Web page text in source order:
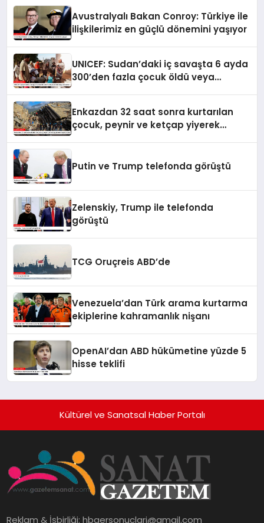
Avustralyalı Bakan Conroy: Türkiye ile
ilişkilerimiz en güçlü dönemini yaşıyor
UNICEF: Sudan’daki iç savaşta 6 ayda
300’den fazla çocuk öldü veya
Enkazdan 32 saat sonra kurtarılan
çocuk, peynir ve ketçap yiyerek
Putin ve Trump telefonda görüştü
Zelenskiy, Trump ile telefonda
görüştü
TCG Oruçreis ABD’de
Venezuela’dan Türk arama kurtarma
ekiplerine kahramanlık nişanı
OpenAI’dan ABD hükümetine yüzde 5
hisse teklifi
Kültürel ve Sanatsal Haber Portalı
Reklam & İşbirliği:hbaersonuclari@gmail.com